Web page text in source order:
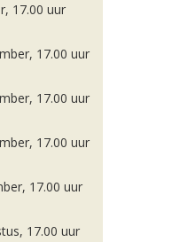
17.00 uur
17.00 uur
17.00 uur
17.00 uur
17.00 uur
17.00 uur